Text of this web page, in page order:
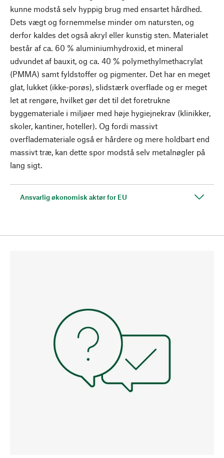
kunne modstå selv hyppig brug med ensartet hårdhed.
Dets vægt og fornemmelse minder om natursten, og
derfor kaldes det også akryl eller kunstig sten. Materialet
består af ca. 60 % aluminiumhydroxid, et mineral
udvundet af bauxit, og ca. 40 % polymethylmethacrylat
(PMMA) samt fyldstoffer og pigmenter. Det har en meget
glat, lukket (ikke-porøs), slidstærk overflade og er meget
let at rengøre, hvilket gør det til det foretrukne
byggemateriale i miljøer med høje hygiejnekrav (klinikker,
skoler, kantiner, hoteller). Og fordi massivt
overflademateriale også er hårdere og mere holdbart end
massivt træ, kan dette spor modstå selv metalnøgler på
lang sigt.
Ansvarlig økonomisk aktør for EU